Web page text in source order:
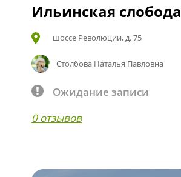
Ильинская слобода
шоссе Революции, д. 75
Столбова Наталья Павловна
Ожидание записи
0 отзывов